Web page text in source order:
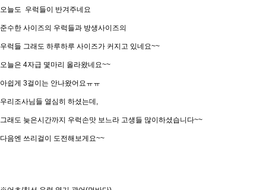
오늘도 우럭들이 반겨주네요
준수한 사이즈의 우럭들과 방생사이즈의
우럭들 그래도 하루하루 사이즈가 커지고 있네요~~
오늘은 4자급 몇마리 올라왔네요~~
아쉽게 3걸이는 안나왔어요ㅠㅠ
우리조사님들 열심히 하셨는데,
그래도 늦은시간까지 우럭손맛 보느라 고생들 많이하셨습니다~~
다음엔 쓰리걸이 도전해보게요~~